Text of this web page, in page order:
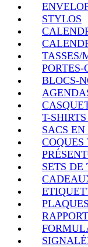
STYLOS
TASSES/
BLOCS-
T-
SACS
COQUES
SETS DE